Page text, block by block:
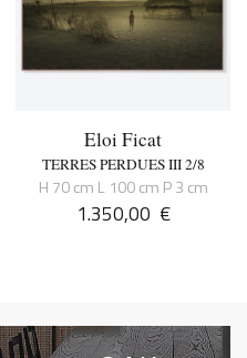
Eloi Ficat
TERRES PERDUES III 2/8
H 70 cm L 100 cm P 3 cm
1.350,00 €